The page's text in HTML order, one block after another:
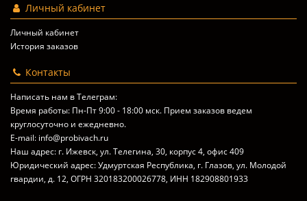
Личный кабинет
Личный кабинет
История заказов
Контакты
Написать нам в Телеграм:
Время работы: Пн-Пт 9:00 - 18:00 мск. Прием заказов ведем
круглосуточно и ежедневно.
E-mail: info@probivach.ru
Наш адрес: г. Ижевск, ул. Телегина, 30, корпус 4, офис 409
Юридический адрес: Удмуртская Республика, г. Глазов, ул. Молодой
гвардии, д. 12, ОГРН 320183200026778, ИНН 182908801933